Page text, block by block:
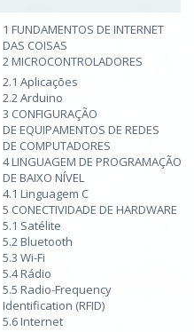
1 FUNDAMENTOS DE INTERNET
DAS COISAS
2 MICROCONTROLADORES
2.1 Aplicações
2.2 Arduino
3 CONFIGURAÇÃO
DE EQUIPAMENTOS DE REDES
DE COMPUTADORES
4 LINGUAGEM DE PROGRAMAÇÃO
DE BAIXO NÍVEL
4.1 Linguagem C
5 CONECTIVIDADE DE HARDWARE
5.1 Satélite
5.2 Bluetooth
5.3 Wi-Fi
5.4 Rádio
5.5 Radio-Frequency
Identification (RFID)
5.6 Internet